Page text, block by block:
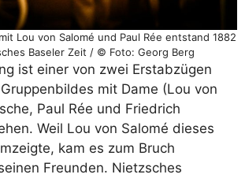
Lou von Salomé und Paul Rée entstand 1882
Baseler Zeit / © Foto: Georg Berg
ist einer von zwei Erstabzügen
mit Dame (Lou von
Paul Rée und Friedrich
Weil Lou von Salomé dieses
kam es zum Bruch
Freunden. Nietzsches